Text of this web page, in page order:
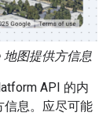
地图提供方信息
API 的内
信息。应尽可能